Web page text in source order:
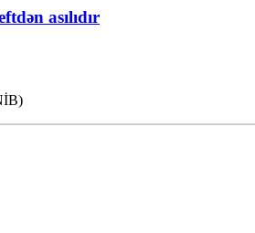
asılıdır